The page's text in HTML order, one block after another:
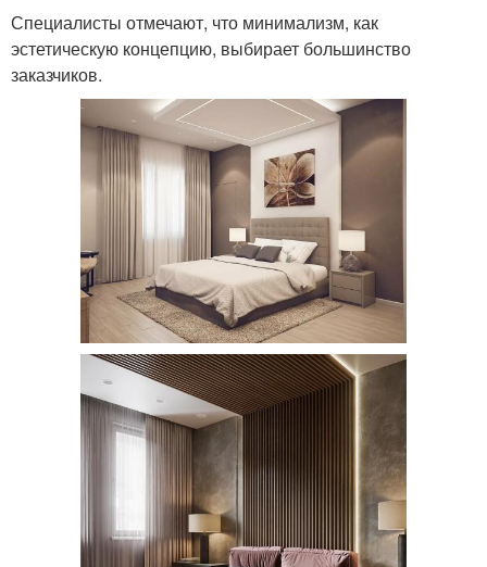
Специалисты отмечают, что минимализм, как
эстетическую концепцию, выбирает большинство
заказчиков.